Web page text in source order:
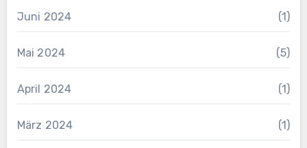
Juni 2024 (1)
Mai 2024 (5)
April 2024 (1)
März 2024 (1)